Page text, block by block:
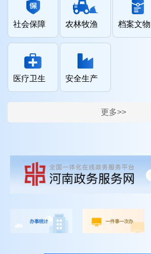
社会保障 农林牧渔 档案文物
医疗卫生 安全生产
更多>>